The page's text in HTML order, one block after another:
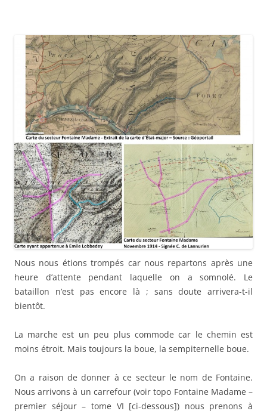
Nous nous étions trompés car nous repartons après une
heure d’attente pendant laquelle on a somnolé. Le
bataillon n’est pas encore là ; sans doute arrivera-t-il
bientôt.
La marche est un peu plus commode car le chemin est
moins étroit. Mais toujours la boue, la sempiternelle boue.
On a raison de donner à ce secteur le nom de Fontaine.
Nous arrivons à un carrefour (voir topo Fontaine Madame –
premier séjour – tome VI [ci-dessous]) nous prenons à